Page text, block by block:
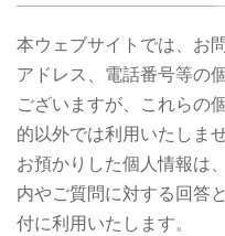
本ウェブサイトでは、お
アドレス、電話番号等の
ございますが、これらの
的以外では利用いたしませ
お預かりした個人情報は
内やご質問に対する回答
付に利用いたします。